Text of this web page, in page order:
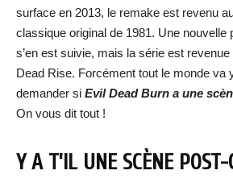
surface en 2013, le remake est revenu
classique original de 1981. Une nouvelle
s’en est suivie, mais la série est
Dead Rise. Forcément tout le monde va
demander si Evil Dead Burn a une
On vous dit tout !
Y A T’IL UNE SCÈNE